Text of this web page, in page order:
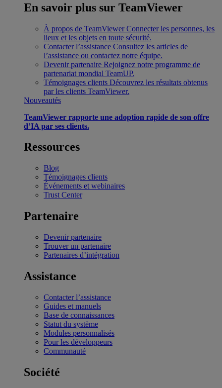
En savoir plus sur TeamViewer
À propos de TeamViewer Connecter les personnes, les
lieux et les objets en toute sécurité.
Contacter l’assistance Consultez les articles de
l’assistance ou contactez notre équipe.
Devenir partenaire Rejoignez notre programme de
partenariat mondial TeamUP.
Témoignages clients Découvrez les résultats obtenus
par les clients TeamViewer.
Nouveautés
TeamViewer rapporte une adoption rapide de son offre
d’IA par ses clients.
Ressources
Blog
Témoignages clients
Événements et webinaires
Trust Center
Partenaire
Devenir partenaire
Trouver un partenaire
Partenaires d’intégration
Assistance
Contacter l’assistance
Guides et manuels
Base de connaissances
Statut du système
Modules personnalisés
Pour les développeurs
Communauté
Société